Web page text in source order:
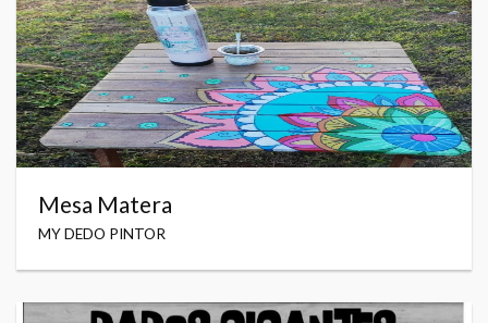
Mesa Matera
MY DEDO PINTOR